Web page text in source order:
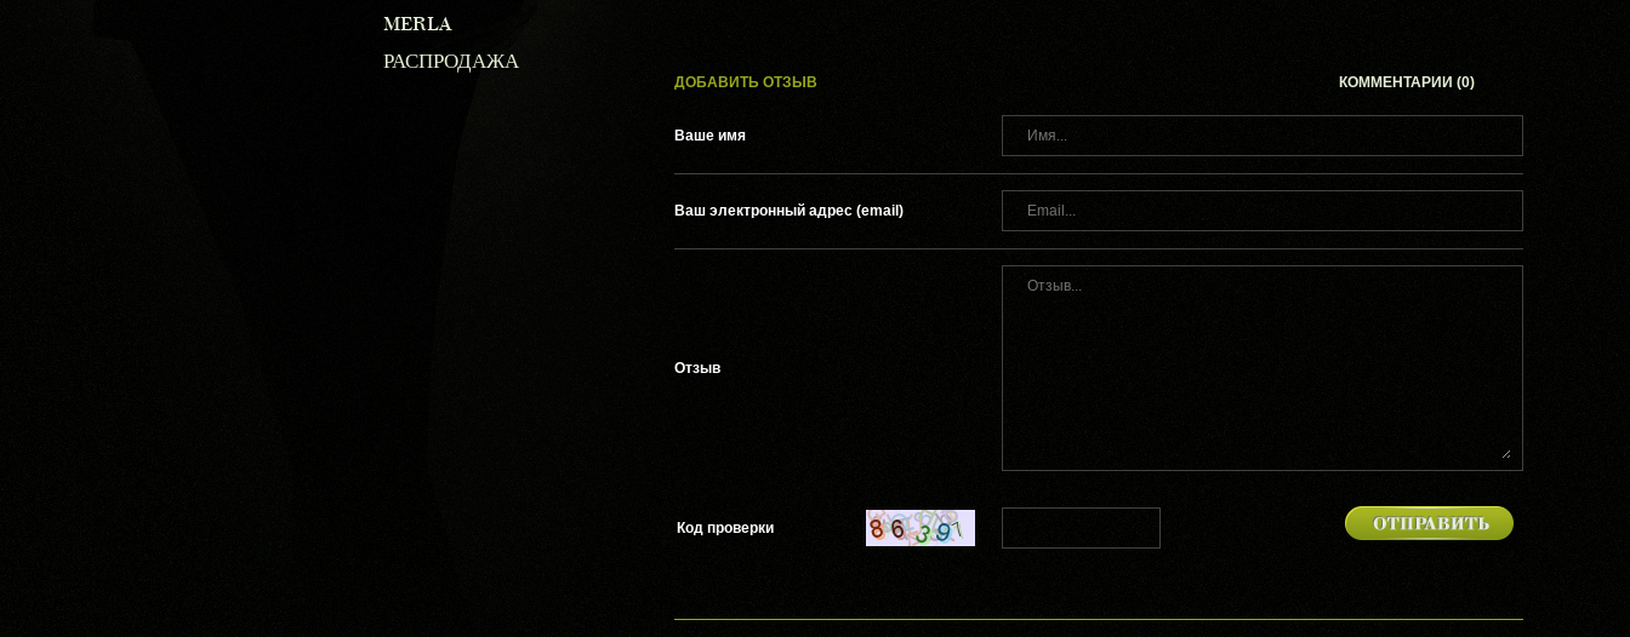
MERLA
РАСПРОДАЖА
ДОБАВИТЬ ОТЗЫВ КОММЕНТАРИИ (0)
Ваше имя
Ваш электронный адрес (email)
Отзыв
Код проверки